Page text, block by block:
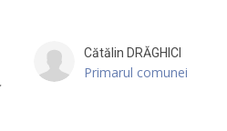
Cătălin DRĂGHICI
Primarul comunei